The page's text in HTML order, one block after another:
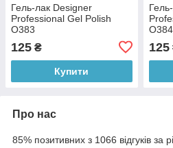
Гель-лак Designer
Professional Gel Polish
O383
125 ₴
Купити
O384
125
Про нас
85% позитивних з 1066 відгуків за